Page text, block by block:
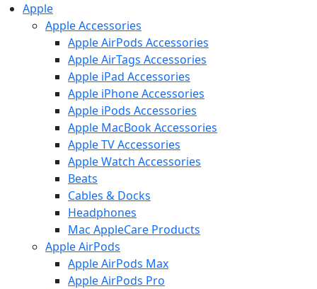
Apple
Apple Accessories
Apple AirPods Accessories
Apple AirTags Accessories
Apple iPad Accessories
Apple iPhone Accessories
Apple iPods Accessories
Apple MacBook Accessories
Apple TV Accessories
Apple Watch Accessories
Beats
Cables & Docks
Headphones
Mac AppleCare Products
Apple AirPods
Apple AirPods Max
Apple AirPods Pro